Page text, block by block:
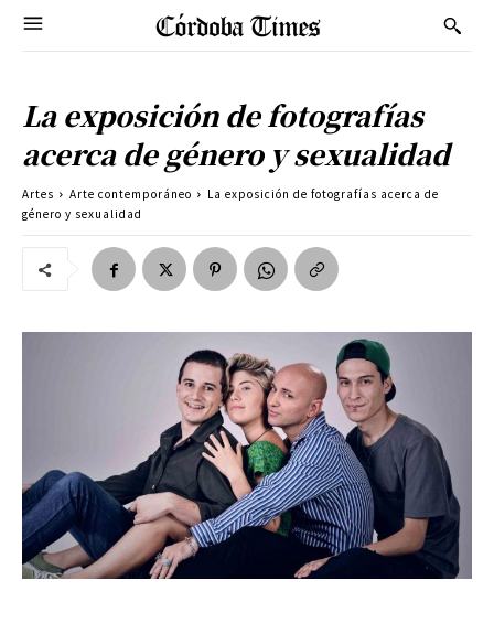
La exposición de fotografías
acerca de género y sexualidad
Artes Arte contemporáneo
La exposición de fotografías acerca de
género y sexualidad